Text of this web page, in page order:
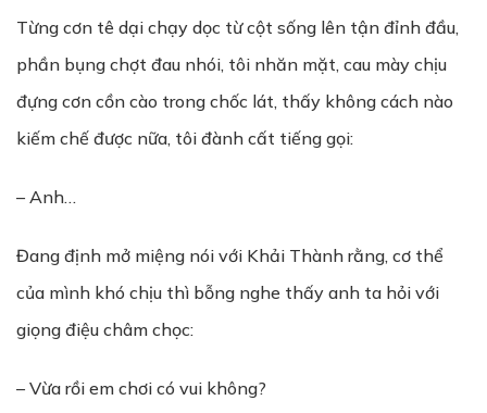
Từng cơn tê dại chạy dọc từ cột sống lên tận đỉnh đầu,
phần bụng chợt đau nhói, tôi nhăn mặt, cau mày chịu
đựng cơn cồn cào trong chốc lát, thấy không cách nào
kiếm chế được nữa, tôi đành cất tiếng gọi:
– Anh…
Đang định mở miệng nói với Khải Thành rằng, cơ thể
của mình khó chịu thì bỗng nghe thấy anh ta hỏi với
giọng điệu châm chọc:
– Vừa rồi em chơi có vui không?